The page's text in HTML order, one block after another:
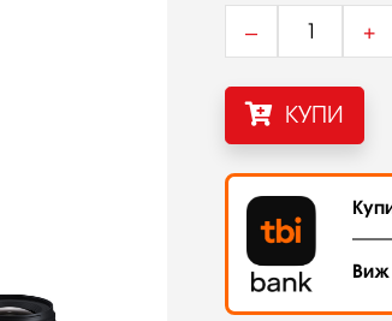
– +
КУПИ
Виж